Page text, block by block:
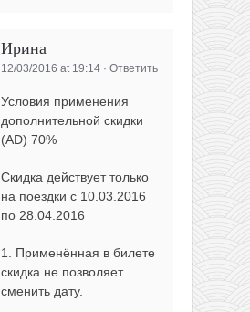
Ирина
12/03/2016 at 19:14 ·Ответить
Условия применения
дополнительной скидки
(AD) 70%
Скидка действует только
на поездки с 10.03.2016
по 28.04.2016
1. Применённая в билете
скидка не позволяет
сменить дату.